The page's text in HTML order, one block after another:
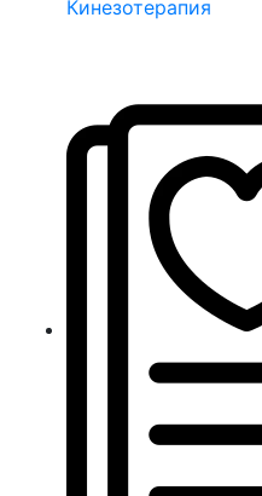
Кинезотерапия